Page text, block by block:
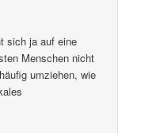
sich ja auf eine
Menschen nicht
umziehen, wie